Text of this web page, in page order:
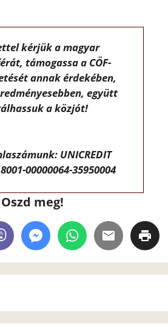
kérjük a magyar
támogassa a CÖF-
annak érdekében,
együtt
a közjót!
UNICREDIT
00000064-35950004
Oszd meg!